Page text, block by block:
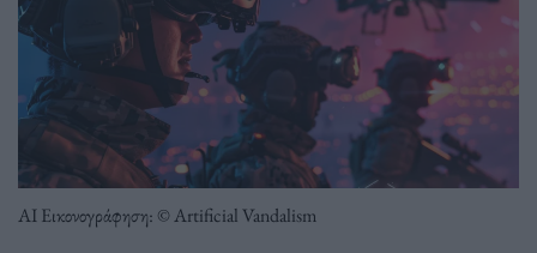
ΑΙ Εικονογράφηση: © Artificial Vandalism